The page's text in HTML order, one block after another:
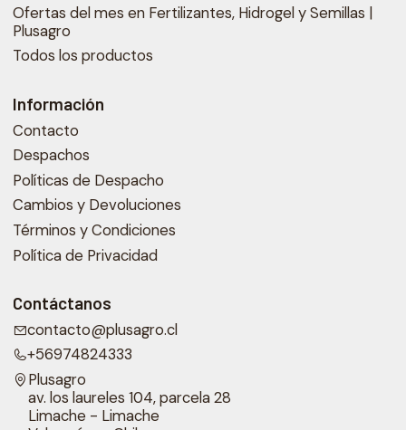
Ofertas del mes en Fertilizantes, Hidrogel y Semillas |
Plusagro
Todos los productos
Información
Contacto
Despachos
Políticas de Despacho
Cambios y Devoluciones
Términos y Condiciones
Política de Privacidad
Contáctanos
contacto@plusagro.cl
+56974824333
Plusagro
av. los laureles 104, parcela 28
Limache - Limache